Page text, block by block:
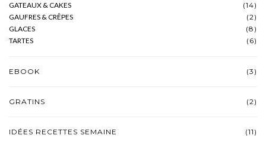
GATEAUX & CAKES
(14)
GAUFRES & CRÊPES
(2)
GLACES
(8)
TARTES
(6)
EBOOK (3)
GRATINS (2)
IDÉES RECETTES SEMAINE (11)